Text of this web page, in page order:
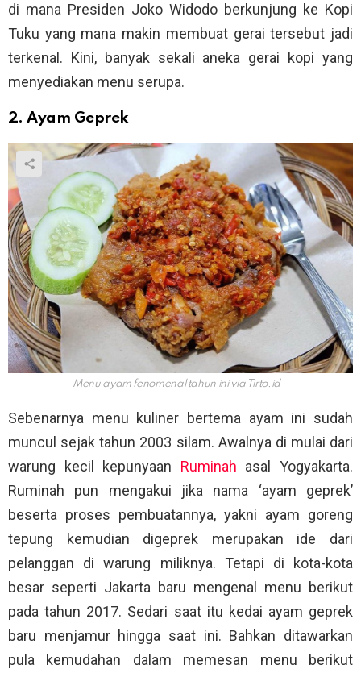
di mana Presiden Joko Widodo berkunjung ke Kopi
Tuku yang mana makin membuat gerai tersebut jadi
terkenal. Kini, banyak sekali aneka gerai kopi yang
menyediakan menu serupa.
2. Ayam Geprek
Menu ayam fenomenal tahun ini via Tirto.id
Sebenarnya menu kuliner bertema ayam ini sudah
muncul sejak tahun 2003 silam. Awalnya di mulai dari
warung kecil kepunyaan Ruminah asal Yogyakarta.
Ruminah pun mengakui jika nama ‘ayam geprek’
beserta proses pembuatannya, yakni ayam goreng
tepung kemudian digeprek merupakan ide dari
pelanggan di warung miliknya. Tetapi di kota-kota
besar seperti Jakarta baru mengenal menu berikut
pada tahun 2017. Sedari saat itu kedai ayam geprek
baru menjamur hingga saat ini. Bahkan ditawarkan
pula kemudahan dalam memesan menu berikut